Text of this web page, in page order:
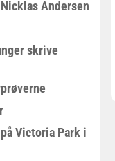
Andersen
skrive
Victoria Park i